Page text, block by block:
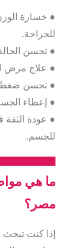
● خسارة
للجراحة.
● تحسن
● علاج مرض
● تحسن ضغط
● إعطاء
● عودة الثقة
للجسم.
ما هي
مصر؟
إذا كنت